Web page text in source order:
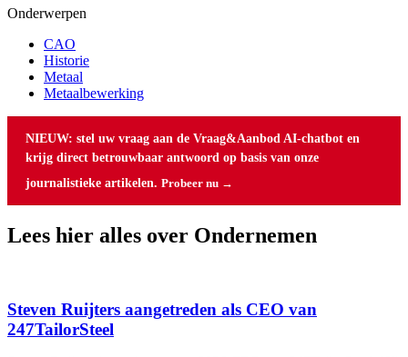
Onderwerpen
CAO
Historie
Metaal
Metaalbewerking
NIEUW: stel uw vraag aan de Vraag&Aanbod AI-chatbot en
krijg direct betrouwbaar antwoord op basis van onze
journalistieke artikelen. Probeer nu →
Lees hier alles over Ondernemen
Steven Ruijters aangetreden als CEO van
247TailorSteel